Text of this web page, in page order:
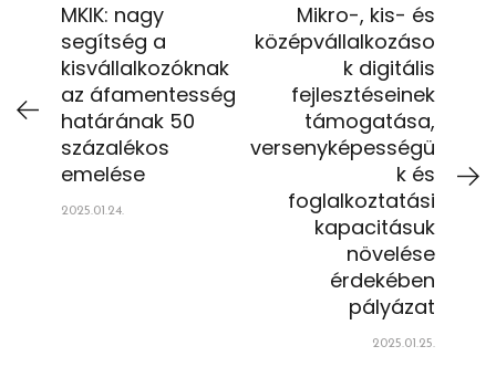
MKIK: nagy
segítség a
kisvállalkozóknak
az áfamentesség
határának 50
százalékos
emelése
2025.01.24.
Mikro-, kis- és
középvállalkozáso
k digitális
fejlesztéseinek
támogatása,
versenyképességü
k és
foglalkoztatási
kapacitásuk
növelése
érdekében
pályázat
2025.01.25.